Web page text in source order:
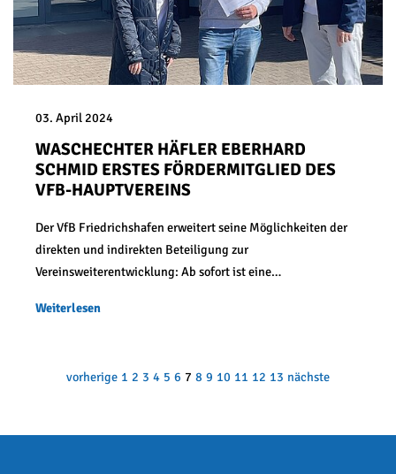
03. April 2024
WASCHECHTER HÄFLER EBERHARD
SCHMID ERSTES FÖRDERMITGLIED DES
VFB-HAUPTVEREINS
Der VfB Friedrichshafen erweitert seine Möglichkeiten der
direkten und indirekten Beteiligung zur
Vereinsweiterentwicklung: Ab sofort ist eine…
Weiterlesen
vorherige 1 2 3 4 5 6 7 8 9 10 11 12 13 nächste